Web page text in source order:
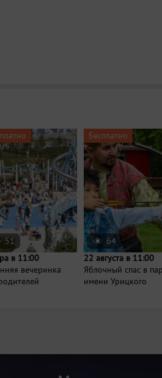
51
в 11:00
вечеринка
64
Бесплатно
22 августа в 11:00
Яблочный спас в
имени Урицкого